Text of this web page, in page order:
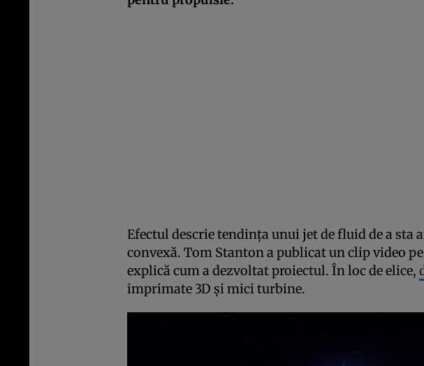
Efectul descrie tendința unui jet de fluid de a sta
convexă. Tom Stanton a publicat un clip video
explică cum a dezvoltat proiectul. În loc de elice,
imprimate 3D și mici turbine.